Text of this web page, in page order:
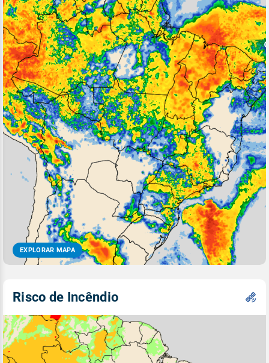
EXPLORAR MAPA
Risco de Incêndio